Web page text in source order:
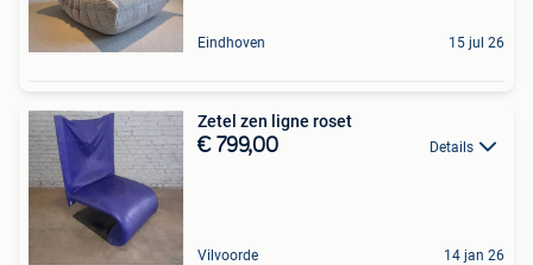
Eindhoven 15 jul 26
Zetel zen ligne roset
€ 799,00 Details
Vilvoorde 14 jan 26